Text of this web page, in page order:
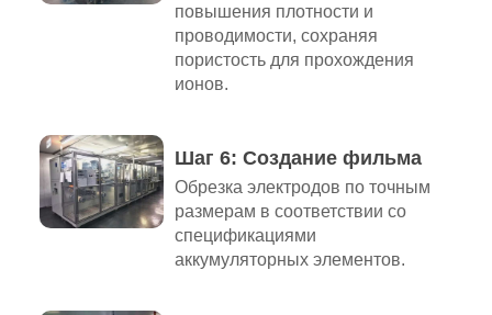
повышения плотности и
проводимости, сохраняя
пористость для прохождения
ионов.
Шаг 6: Создание фильма
Обрезка электродов по точным
размерам в соответствии со
спецификациями
аккумуляторных элементов.